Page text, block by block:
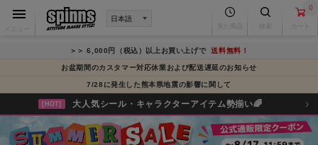
0
＞＞ 6,000円（税込）以上お買い上げで送料無料！
お盆期間のカスタマー対応休業および配送遅延のお知らせ
7/28に発生した熊本県地震の影響に関して
[HOT] 大人気シール・キャラクターアイテム勢揃い🌈 ›